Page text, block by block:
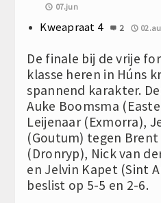
07.jun
Kweapraat 4 2
De finale bij de vrije
klasse heren in Húns
spannend karakter.
Auke Boomsma
Leijenaar (Exmorra),
(Goutum) tegen Brent
(Dronryp), Nick van
en Jelvin Kapet (Sint
beslist op 5-5 en 2-6.